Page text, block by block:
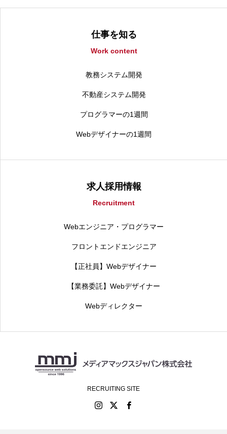
仕事を知る
Work content
教務システム開発
不動産システム開発
プログラマーの1週間
Webデザイナーの1週間
求人採用情報
Recruitment
Webエンジニア・プログラマー
フロントエンドエンジニア
【正社員】Webデザイナー
【業務委託】Webデザイナー
Webディレクター
RECRUITING SITE